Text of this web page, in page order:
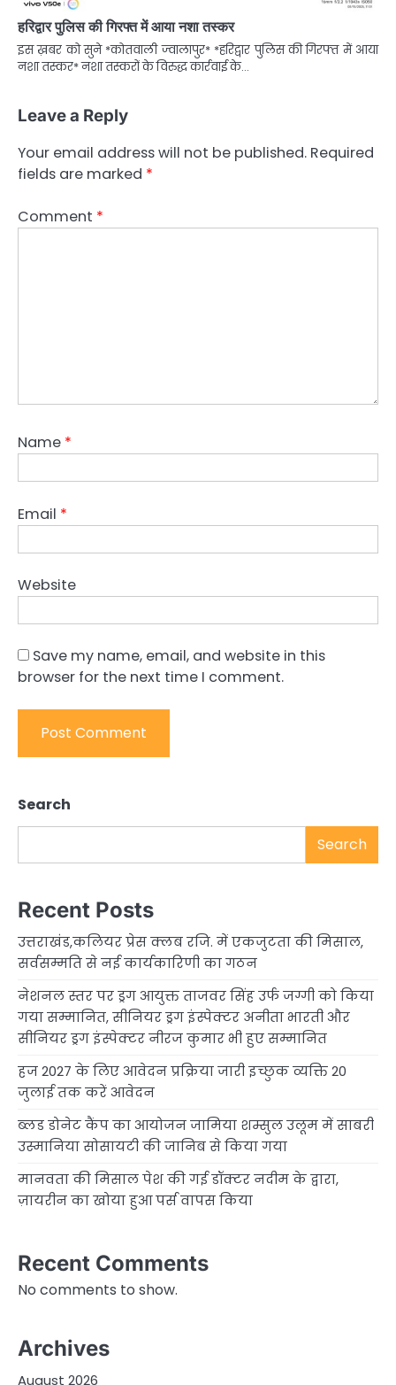
हरिद्वार पुलिस की गिरफ्त में आया नशा तस्कर
इस ख़बर को सुने *कोतवाली ज्वालापुर* *हरिद्वार पुलिस की गिरफ्त में आया
नशा तस्कर* नशा तस्करों के विरुद्ध कार्रवाई के…
Leave a Reply
Your email address will not be published. Required
fields are marked *
Comment *
Name *
Email *
Website
Save my name, email, and website in this
browser for the next time I comment.
Search
Search
Recent Posts
उत्तराखंड,कलियर प्रेस क्लब रजि. में एकजुटता की मिसाल,
सर्वसम्मति से नई कार्यकारिणी का गठन
नेशनल स्तर पर ड्रग आयुक्त ताजवर सिंह उर्फ जग्गी को किया
गया सम्मानित, सीनियर ड्रग इंस्पेक्टर अनीता भारती और
सीनियर ड्रग इंस्पेक्टर नीरज कुमार भी हुए सम्मानित
हज 2027 के लिए आवेदन प्रक्रिया जारी इच्छुक व्यक्ति 20
जुलाई तक करें आवेदन
ब्लड डोनेट कैंप का आयोजन जामिया शम्सुल उलूम में साबरी
उस्मानिया सोसायटी की जानिब से किया गया
मानवता की मिसाल पेश की गई डॉक्टर नदीम के द्वारा,
ज़ायरीन का खोया हुआ पर्स वापस किया
Recent Comments
No comments to show.
Archives
August 2026